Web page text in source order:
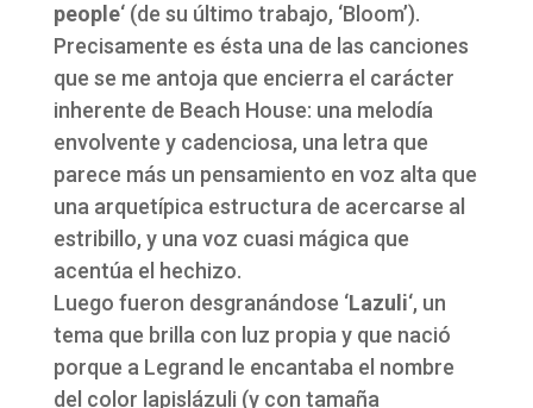
people‘ (de su último trabajo, ‘Bloom’).
Precisamente es ésta una de las canciones
que se me antoja que encierra el carácter
inherente de Beach House: una melodía
envolvente y cadenciosa, una letra que
parece más un pensamiento en voz alta que
una arquetípica estructura de acercarse al
estribillo, y una voz cuasi mágica que
acentúa el hechizo.
Luego fueron desgranándose ‘Lazuli‘, un
tema que brilla con luz propia y que nació
porque a Legrand le encantaba el nombre
del color lapislázuli (y con tamaña